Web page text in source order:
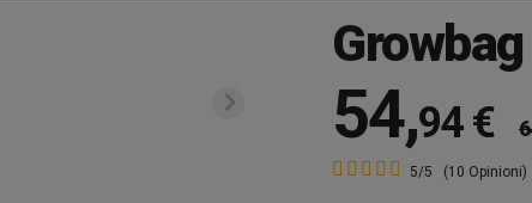
54,94 €
5/5 (10 Opinioni)